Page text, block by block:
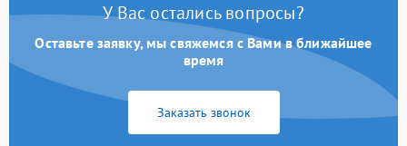
У Вас остались вопросы?
Оставьте заявку, мы свяжемся с Вами в ближайшее
время
Заказать звонок